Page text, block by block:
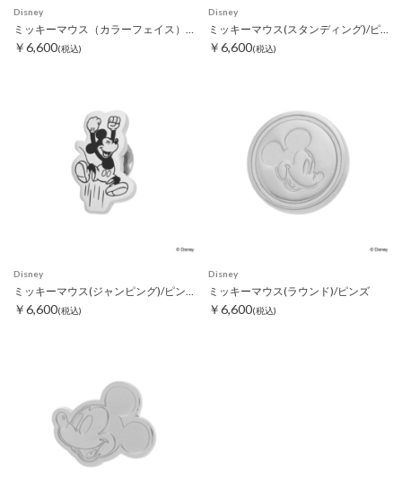
Disney
ミッキーマウス（カラーフェイス）/ピンズ
￥6,600(税込)
Disney
ミッキーマウス(スタンディング)/ピンズ
￥6,600(税込)
Disney
￥6,600(税込)
Disney
ミッキーマウス(ラウンド)/ピンズ
￥6,600(税込)